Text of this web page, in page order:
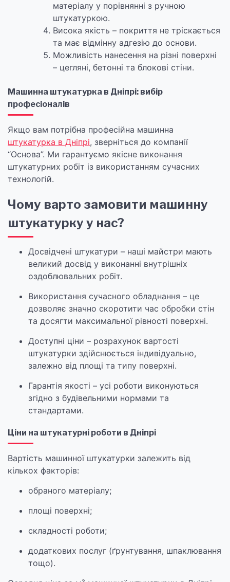
матеріалу у порівнянні з ручною
штукатуркою.
Висока якість – покриття не тріскається
та має відмінну адгезію до основи.
Можливість нанесення на різні поверхні
– цегляні, бетонні та блокові стіни.
Машинна штукатурка в Дніпрі: вибір
професіоналів
Якщо вам потрібна професійна машинна
штукатурка в Дніпрі, зверніться до компанії
“Основа”. Ми гарантуємо якісне виконання
штукатурних робіт із використанням сучасних
технологій.
Чому варто замовити машинну
штукатурку у нас?
Досвідчені штукатури – наші майстри мають
великий досвід у виконанні внутрішніх
оздоблювальних робіт.
Використання сучасного обладнання – це
дозволяє значно скоротити час обробки стін
та досягти максимальної рівності поверхні.
Доступні ціни – розрахунок вартості
штукатурки здійснюється індивідуально,
залежно від площі та типу поверхні.
Гарантія якості – усі роботи виконуються
згідно з будівельними нормами та
стандартами.
Ціни на штукатурні роботи в Дніпрі
Вартість машинної штукатурки залежить від
кількох факторів:
обраного матеріалу;
площі поверхні;
складності роботи;
додаткових послуг (ґрунтування, шпаклювання
тощо).